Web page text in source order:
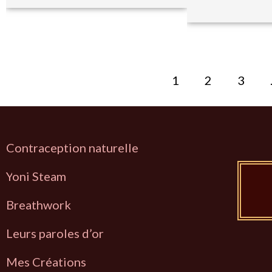
1 2 3
Contraception naturelle
Yoni Steam
Breathwork
Leurs paroles d’or
Mes Créations